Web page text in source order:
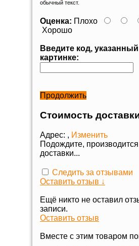
обычный текст.
Оценка: Плохо
Хорошо
Введите код,
картинке:
Продолжить
Стоимость
Адрес: , Изменить
Подождите, производится
доставки...
Следить за отзывами
Оставить отзыв ↓
Ещё никто не оставил
записи.
Оставить отзыв
Вместе с этим товаром